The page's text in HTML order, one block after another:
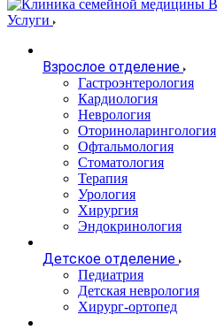
Услуги
Взрослое отделение
Гастроэнтерология
Кардиология
Неврология
Оториноларингология
Офтальмология
Стоматология
Терапия
Урология
Хирургия
Эндокринология
Детское отделение
Педиатрия
Детская неврология
Хирург-ортопед